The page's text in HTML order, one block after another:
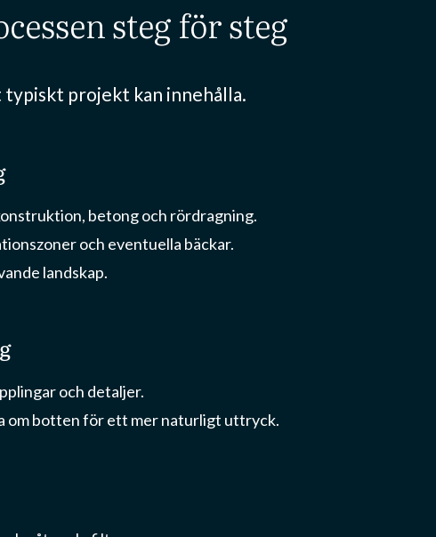
steg för steg
projekt kan innehålla.
betong och rördragning.
och eventuella bäckar.
landskap.
och detaljer.
om botten för ett mer naturligt uttryck.